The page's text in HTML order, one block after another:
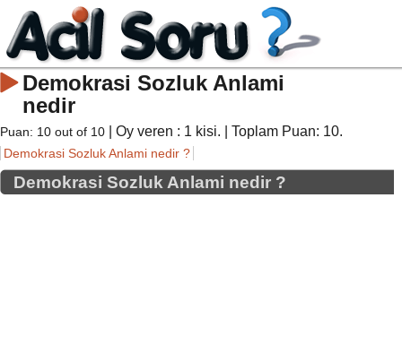
Demokrasi Sozluk Anlami
nedir
Puan: 10 out of 10 | Oy veren : 1 kisi. | Toplam Puan: 10.
Demokrasi Sozluk Anlami nedir ?
Demokrasi Sozluk Anlami nedir ?